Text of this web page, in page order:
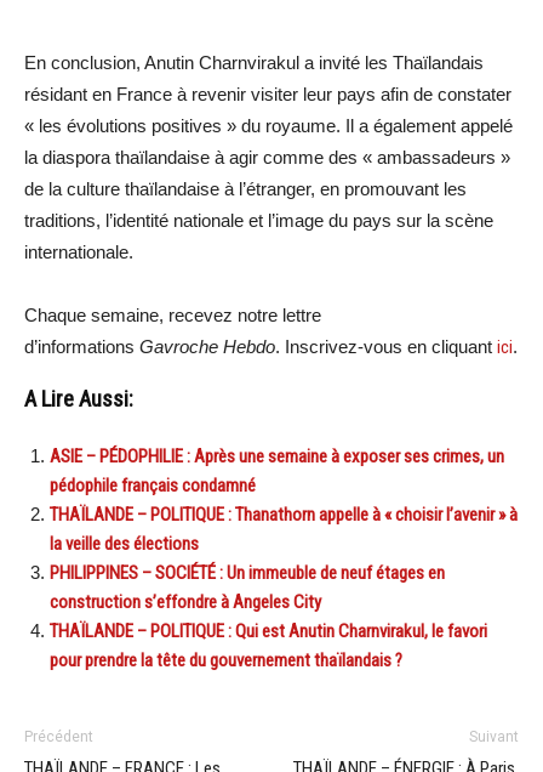
En conclusion, Anutin Charnvirakul a invité les Thaïlandais
résidant en France à revenir visiter leur pays afin de constater
« les évolutions positives » du royaume. Il a également appelé
la diaspora thaïlandaise à agir comme des « ambassadeurs »
de la culture thaïlandaise à l’étranger, en promouvant les
traditions, l’identité nationale et l’image du pays sur la scène
internationale.
Chaque semaine, recevez notre lettre
d’informations Gavroche Hebdo. Inscrivez-vous en cliquant ici.
A Lire Aussi:
ASIE – PÉDOPHILIE : Après une semaine à exposer ses crimes, un
pédophile français condamné
THAÏLANDE – POLITIQUE : Thanathorn appelle à « choisir l’avenir » à
la veille des élections
PHILIPPINES – SOCIÉTÉ : Un immeuble de neuf étages en
construction s’effondre à Angeles City
THAÏLANDE – POLITIQUE : Qui est Anutin Charnvirakul, le favori
pour prendre la tête du gouvernement thaïlandais ?
Précédent Suivant